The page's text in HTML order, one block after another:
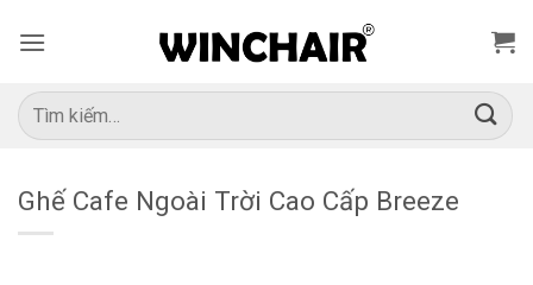
qua
dung
Tìm
kiếm:
Ghế Cafe Ngoài Trời Cao Cấp Breeze